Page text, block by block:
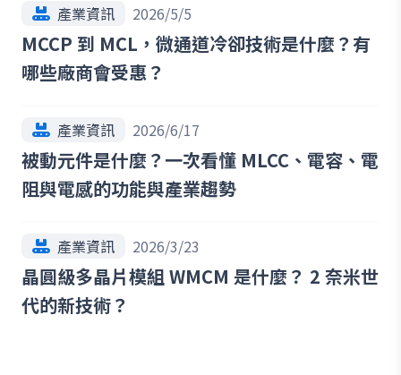
產業資訊 2026/5/5
MCCP 到 MCL，微通道冷卻技術是什麼？有
哪些廠商會受惠？
產業資訊 2026/6/17
被動元件是什麼？一次看懂 MLCC、電容、電
阻與電感的功能與產業趨勢
產業資訊 2026/3/23
晶圓級多晶片模組 WMCM 是什麼？ 2 奈米世
代的新技術？